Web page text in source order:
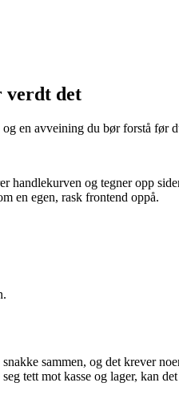
verdt det
en avveining du bør forstå før
handlekurven og tegner opp
en egen, rask frontend oppå.
sammen, og det krever
tett mot kasse og lager, kan